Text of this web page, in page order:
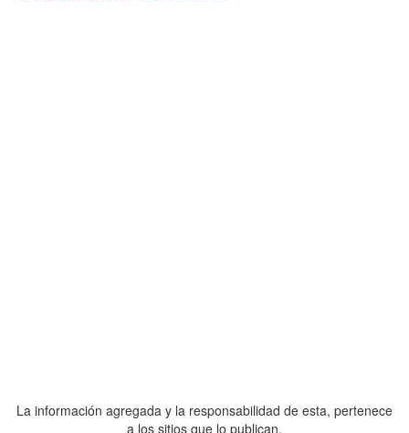
La información agregada y la responsabilidad de esta, pertenece
a los sitios que lo publican.